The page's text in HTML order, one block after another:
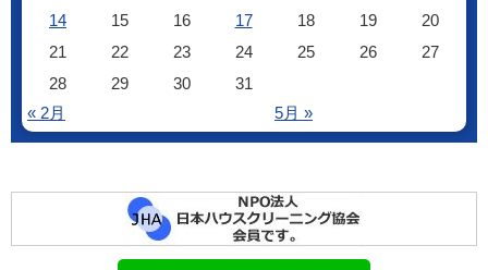
« 2月 5月 »
14
15 16 17 18 19
20
21
22 23 24 25 26
27
28
29 30 31